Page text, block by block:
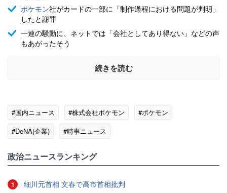
ポケモン社がカードの一部に「制作過程における問題が判明」
したと謝罪
一連の騒動に、ネットでは「会社としてあり得ない」などの声
もあがったそう
続きを読む
#国内ニュース #株式会社ポケモン
#ポケモン
#DeNA(企業)
#時事ニュース
政治ニュースランキング
1 細川元首相 文春で高市首相批判